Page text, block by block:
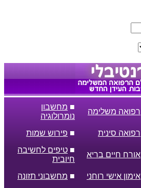
רפואה משלימה
■ מחשבון
נומרולוגיה
רפואה סינית ■ פירוש שמות
אורח חיים בריא
■ טיפים לחשיבה
חיובית
אימון אישי רוחני ■ מחשבוני תזונה